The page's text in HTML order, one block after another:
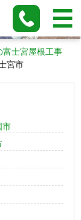
富士宮屋根工事
宮市
市